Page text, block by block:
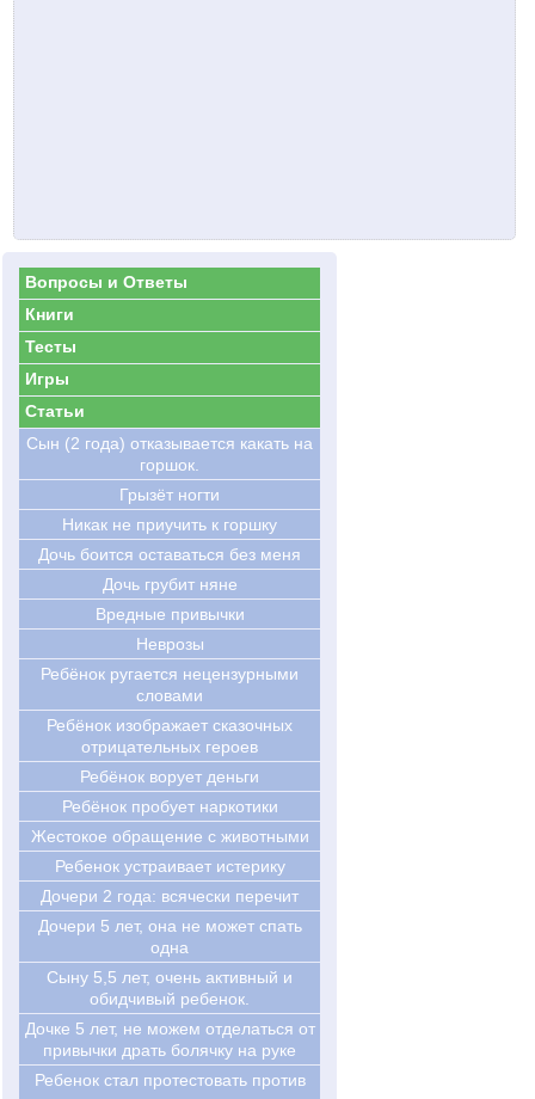
Вопросы и Ответы
Книги
Тесты
Игры
Статьи
Сын (2 года) отказывается какать на
горшок.
Грызёт ногти
Никак не приучить к горшку
Дочь боится оставаться без меня
Дочь грубит няне
Вредные привычки
Неврозы
Ребёнок ругается нецензурными
словами
Ребёнок изображает сказочных
отрицательных героев
Ребёнок ворует деньги
Ребёнок пробует наркотики
Жестокое обращение с животными
Ребенок устраивает истерику
Дочери 2 года: всячески перечит
Дочери 5 лет, она не может спать
одна
Сыну 5,5 лет, очень активный и
обидчивый ребенок.
Дочке 5 лет, не можем отделаться от
привычки драть болячку на руке
Ребенок стал протестовать против